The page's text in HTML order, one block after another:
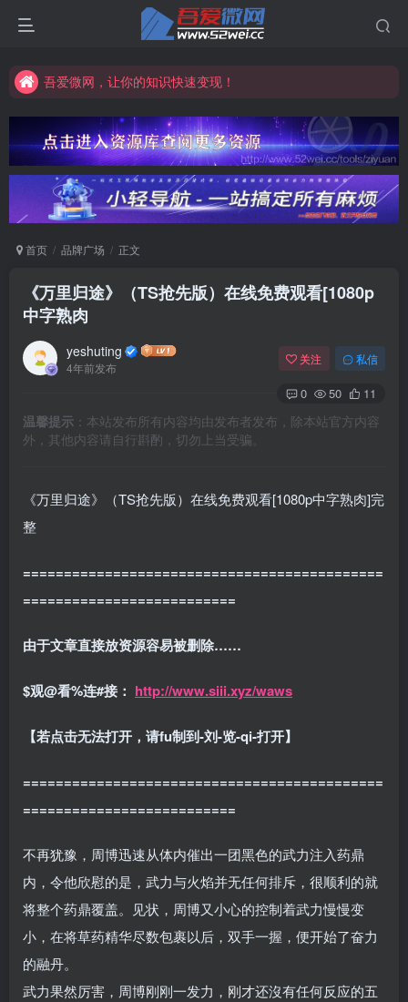
吾爱微网，让你的知识快速变现！
吾爱微网，让你的知识快速变现！
首页 品牌广场 正文
《万里归途》（TS抢先版）在线免费观看[1080p
中字熟肉
yeshuting
4年前发布
关注 私信
0 50 11
温馨提示 ：本站发布所有内容均由发布者发布，除本站官方内容
外，其他内容请自行斟酌，切勿上当受骗。
《万里归途》（TS抢先版）在线免费观看[1080p中字熟肉]完
整
============================================
==========================
由于文章直接放资源容易被删除……
$观@看%连#接： http://www.siii.xyz/waws
【若点击无法打开，请fu制到-刘-览-qi-打开】
============================================
==========================
不再犹豫，周博迅速从体内催出一团黑色的武力注入药鼎
内，令他欣慰的是，武力与火焰并无任何排斥，很顺利的就
将整个药鼎覆盖。见状，周博又小心的控制着武力慢慢变
小，在将草药精华尽数包裹以后，双手一握，便开始了奋力
的融丹。
武力果然厉害，周博刚刚一发力，刚才还沒有任何反应的五